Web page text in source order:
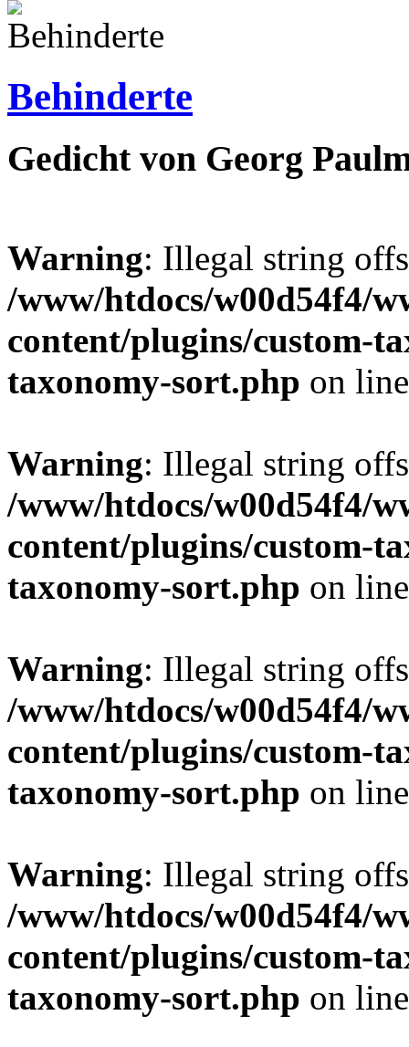
Behinderte
Gedicht von Georg
Warning: Illegal string
/www/htdocs/w00d54f4/
content/plugins/custom-
taxonomy-sort.php on
Warning: Illegal string
/www/htdocs/w00d54f4/
content/plugins/custom-
taxonomy-sort.php on
Warning: Illegal string
/www/htdocs/w00d54f4/
content/plugins/custom-
taxonomy-sort.php on
Warning: Illegal string
/www/htdocs/w00d54f4/
content/plugins/custom-
taxonomy-sort.php on